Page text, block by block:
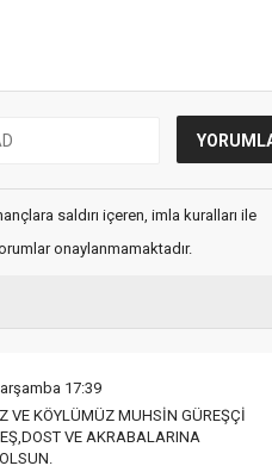
saldırı içeren, imla kuralları ile
onaylanmamaktadır.
17:39
VE KÖYLÜMÜZ MUHSİN GÜREŞÇİ
VE AKRABALARINA